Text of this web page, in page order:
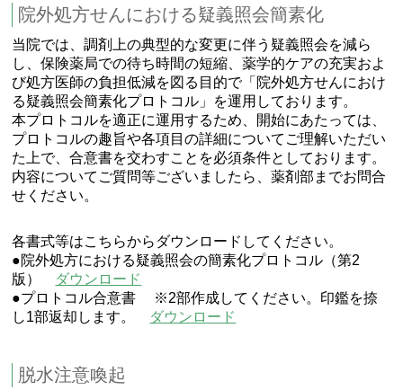
院外処方せんにおける疑義照会簡素化
当院では、調剤上の典型的な変更に伴う疑義照会を減ら
し、保険薬局での待ち時間の短縮、薬学的ケアの充実およ
び処方医師の負担低減を図る目的で「院外処方せんにおけ
る疑義照会簡素化プロトコル」を運用しております。
本プロトコルを適正に運用するため、開始にあたっては、
プロトコルの趣旨や各項目の詳細についてご理解いただい
た上で、合意書を交わすことを必須条件としております。
内容についてご質問等ございましたら、薬剤部までお問合
せください。
各書式等はこちらからダウンロードしてください。
●院外処方における疑義照会の簡素化プロトコル（第2
版） ダウンロード
●プロトコル合意書 ※2部作成してください。印鑑を捺
し1部返却します。 ダウンロード
脱水注意喚起